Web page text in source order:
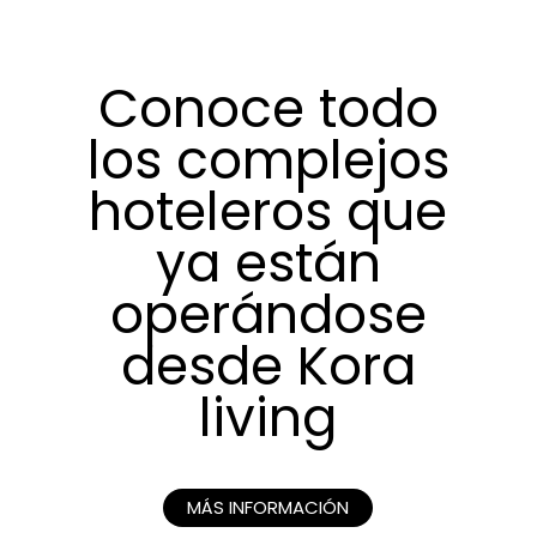
Conoce todo
los complejos
hoteleros que
ya están
operándose
desde Kora
living
MÁS INFORMACIÓN